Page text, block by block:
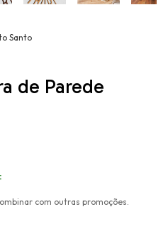
Santo
de Parede
com outras promoções.